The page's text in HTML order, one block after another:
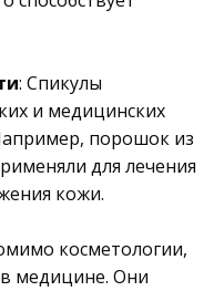
: Спикулы
и медицинских
порошок из
для лечения
кожи.
косметологии,
медицине. Они